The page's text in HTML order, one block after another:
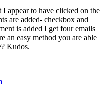
appear to have clicked on the
are added- checkbox and
is added I get four emails
an easy method you are able
Kudos.